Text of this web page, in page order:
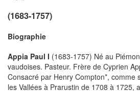
(1683-1757)
Biographie
Appia Paul I (1683-1757) Né au
vaudoises. Pasteur. Frère de Cyprien
Consacré par Henry Compton*, comme
les Vallées à Prarustin de 1708 à 1725,